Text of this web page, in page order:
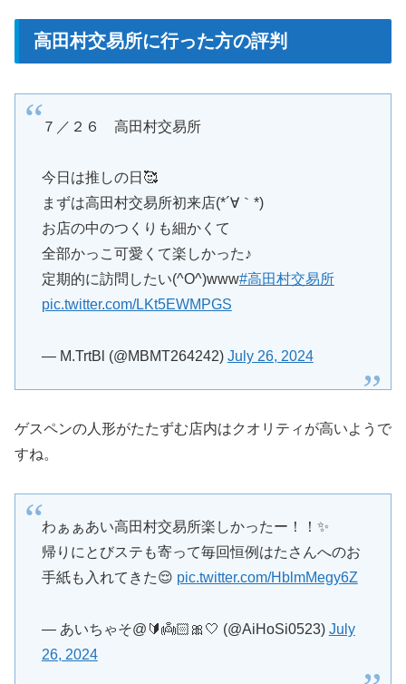
高田村交易所に行った方の評判
７／２６ 高田村交易所
今日は推しの日🥰
まずは高田村交易所初来店(*´∀｀*)
お店の中のつくりも細かくて
全部かっこ可愛くて楽しかった♪
定期的に訪問したい(^O^)www#高田村交易所
pic.twitter.com/LKt5EWMPGS
— M.TrtBl (@MBMT264242) July 26, 2024
ゲスペンの人形がたたずむ店内はクオリティが高いようで
すね。
わぁぁあい高田村交易所楽しかったー！！✨
帰りにとびステも寄って毎回恒例はたさんへのお
手紙も入れてきた😌 pic.twitter.com/HblmMegy6Z
— あいちゃそ@🔰👼🏻🎀‎🤍 (@AiHoSi0523) July
26, 2024